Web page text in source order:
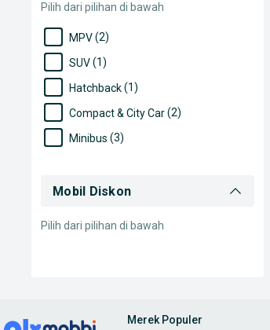
Pilih dari pilihan di bawah
MPV(2)
SUV(1)
Hatchback(1)
Compact & City Car(2)
Minibus (3)
Mobil Diskon
Pilih dari pilihan di bawah
Merek Populer